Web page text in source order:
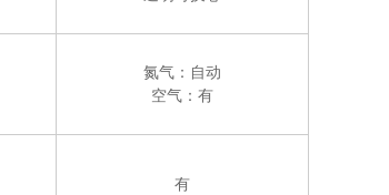
氮气：自动
空气：有
有